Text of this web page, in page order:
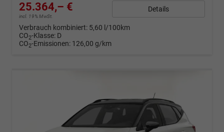
25.364,– €
incl. 19% MwSt.
Details
Verbrauch kombiniert: 5,60 l/100km
CO2-Klasse: D
CO2-Emissionen: 126,00 g/km